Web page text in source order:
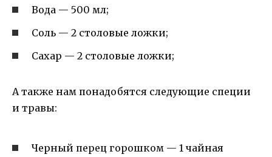
Вода — 500 мл;
Соль — 2 столовые ложки;
Сахар — 2 столовые ложки;
А также нам понадобятся следующие специи
и травы:
Черный перец горошком — 1 чайная